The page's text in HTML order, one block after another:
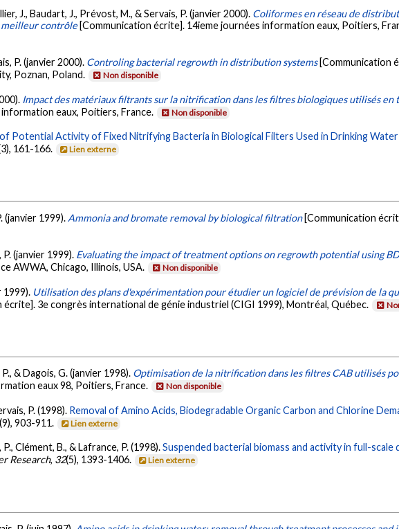
J., Baudart, J., Prévost, M., & Servais, P. (janvier 2000). Coliformes en réseau de
meilleur contrôle [Communication écrite]. 14ieme journées information eaux, Poitiers,
P. (janvier 2000). Controling bacterial regrowth in distribution systems [Communication
Poznan, Poland.
Non disponible
Impact des matériaux filtrants sur la nitrification dans les filtres biologiques utilisés en
eaux, Poitiers, France. Non disponible
Potential Activity of Fixed Nitrifying Bacteria in Biological Filters Used in Drinking
161-166. Lien externe
(janvier 1999). Ammonia and bromate removal by biological filtration [Communication
P. (janvier 1999). Evaluating the impact of treatment options on regrowth potential using
AWWA, Chicago, Illinois, USA. Non disponible
1999). Utilisation des plans d'expérimentation pour étudier un logiciel de prévision de la
écrite]. 3e congrès international de génie industriel (CIGI 1999), Montréal, Québec.
& Dagois, G. (janvier 1998). Optimisation de la nitrification dans les filtres CAB utilisés
eaux 98, Poitiers, France. Non disponible
P. (1998). Removal of Amino Acids, Biodegradable Organic Carbon and Chlorine
(9), 903-911. Lien externe
Clément, B., & Lafrance, P. (1998).Suspended bacterial biomass and activity in full-scale
Research, 32(5), 1393-1406. Lien externe